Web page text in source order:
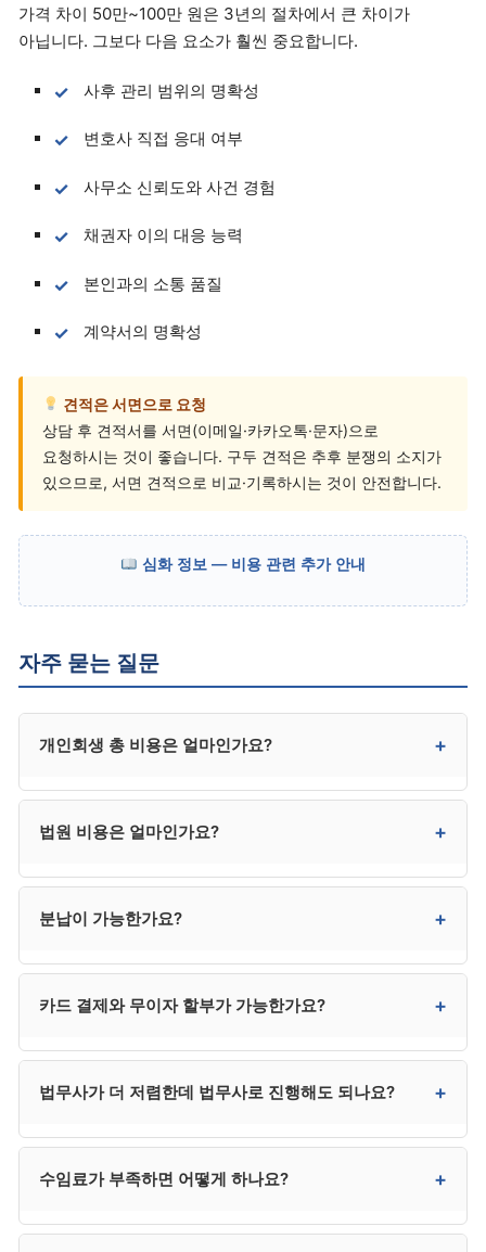
가격 차이 50만~100만 원은 3년의 절차에서 큰 차이가
아닙니다. 그보다 다음 요소가 훨씬 중요합니다.
사후 관리 범위의 명확성
변호사 직접 응대 여부
사무소 신뢰도와 사건 경험
채권자 이의 대응 능력
본인과의 소통 품질
계약서의 명확성
견적은 서면으로 요청
상담 후 견적서를 서면(이메일·카카오톡·문자)으로
요청하시는 것이 좋습니다. 구두 견적은 추후 분쟁의 소지가
있으므로, 서면 견적으로 비교·기록하시는 것이 안전합니다.
심화 정보 — 비용 관련 추가 안내
자주 묻는 질문
개인회생 총 비용은 얼마인가요? +
(300만~400만 원)와 법원 비용(20만~30만 원)이
있습니다.
법원 비용은 얼마인가요? +
포함되며, 송달료는 채권자 수에 따라 변동됩니다. 사용
분납이 가능한가요? +
금액과 시점은 사무소와 협의 가능합니다.
카드 결제와 무이자 할부가 가능한가요? +
거의 모든 사무소가 지원하며, 12개월·24개월 무이자도
법무사가 더 저렴한데 법무사로 진행해도 되나요? +
법무사는 법정 대리권에 제한이 있어 채권자 이의 발생
변호사가 더 효율적인 경우가 많습니다. 50만~150만 원
수임료가 부족하면 어떻게 하나요? +